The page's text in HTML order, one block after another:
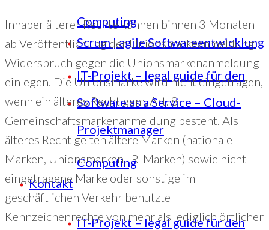
Scrum | agile Softwareentwicklung
Software as a Service – Cloud-
Computing
IT-Projekt – legal guide für den
Computing
IT-Projekt – legal guide für den
Projektmanager
Kontakt
Inhaber älterer Rechte können binnen 3 Monaten
ab Veröffentlichung der Unionsmarkeanmeldung
Widerspruch gegen die Unionsmarkenanmeldung
einlegen. Die Unionsmarke wird nicht eingetragen,
wenn ein älteres Recht gem. Art. 8
Gemeinschaftsmarkenanmeldung besteht. Als
älteres Recht gelten ältere Marken (nationale
Marken, Unionsmarken, IR-Marken) sowie nicht
eingetragene Marke oder sonstige im
geschäftlichen Verkehr benutzte
Kennzeichenrechte von mehr als lediglich örtlicher